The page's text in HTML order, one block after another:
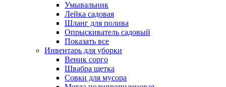
Умывальник
Лейка садовая
Шланг для полива
Опрыскиватель садовый
Показать все
Инвентарь для уборки
Веник сорго
Швабра щетка
Совки для мусора